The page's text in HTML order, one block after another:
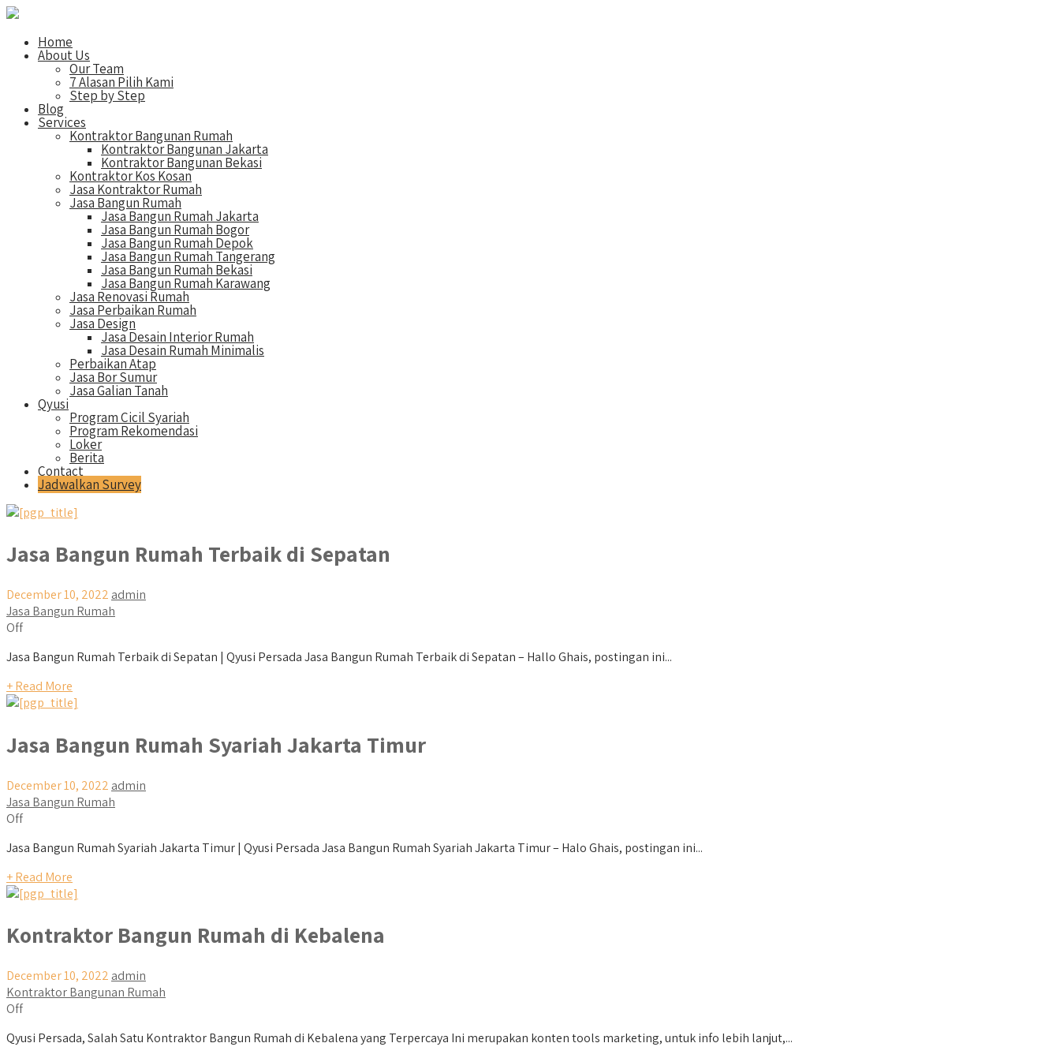
Home
About Us
Our Team
7 Alasan Pilih Kami
Step by Step
Blog
Services
Kontraktor Bangunan Rumah
Kontraktor Bangunan Jakarta
Kontraktor Bangunan Bekasi
Kontraktor Kos Kosan
Jasa Kontraktor Rumah
Jasa Bangun Rumah
Jasa Bangun Rumah Jakarta
Jasa Bangun Rumah Bogor
Jasa Bangun Rumah Depok
Jasa Bangun Rumah Tangerang
Jasa Bangun Rumah Bekasi
Jasa Bangun Rumah Karawang
Jasa Renovasi Rumah
Jasa Perbaikan Rumah
Jasa Design
Jasa Desain Interior Rumah
Jasa Desain Rumah Minimalis
Perbaikan Atap
Jasa Bor Sumur
Jasa Galian Tanah
Qyusi
Program Cicil Syariah
Program Rekomendasi
Loker
Berita
Contact
Jadwalkan Survey
Jasa Bangun Rumah Terbaik di Sepatan
December 10, 2022 admin
Jasa Bangun Rumah
Off
Jasa Bangun Rumah Terbaik di Sepatan | Qyusi Persada Jasa Bangun Rumah Terbaik di Sepatan – Hallo Ghais, postingan ini...
+ Read More
Jasa Bangun Rumah Syariah Jakarta Timur
December 10, 2022 admin
Jasa Bangun Rumah
Off
Jasa Bangun Rumah Syariah Jakarta Timur | Qyusi Persada Jasa Bangun Rumah Syariah Jakarta Timur – Halo Ghais, postingan ini...
+ Read More
Kontraktor Bangun Rumah di Kebalena
December 10, 2022 admin
Kontraktor Bangunan Rumah
Off
Qyusi Persada, Salah Satu Kontraktor Bangun Rumah di Kebalena yang Terpercaya Ini merupakan konten tools marketing, untuk info lebih lanjut,...